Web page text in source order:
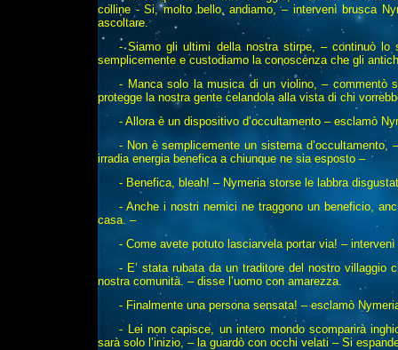
colline - Si, molto bello, andiamo, – intervenì brusca
ascoltare.
- Siamo gli ultimi della nostra stirpe, – continuò lo
semplicemente e custodiamo la conoscenza che gli
- Manca solo la musica di un violino, – commentò
protegge la nostra gente celandola alla vista di chi
- Allora è un dispositivo d’occultamento – esclamò
- Non è semplicemente un sistema d’occultamento,
irradia energia benefica a chiunque ne sia esposto –
- Benefica, bleah! – Nymeria storse le labbra
- Anche i nostri nemici ne traggono un beneficio,
casa. –
- Come avete potuto lasciarvela portar via! –
- E’ stata rubata da un traditore del nostro
nostra comunità. – disse l’uomo con amarezza.
- Finalmente una persona sensata! – esclamò
- Lei non capisce, un intero mondo scomparirà
sarà solo l’inizio, – la guardò con occhi velati – Si